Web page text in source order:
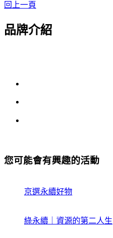
回上一頁
品牌介紹
您可能會有興趣的活動
京選永續好物
綠永續｜資源的第二人生